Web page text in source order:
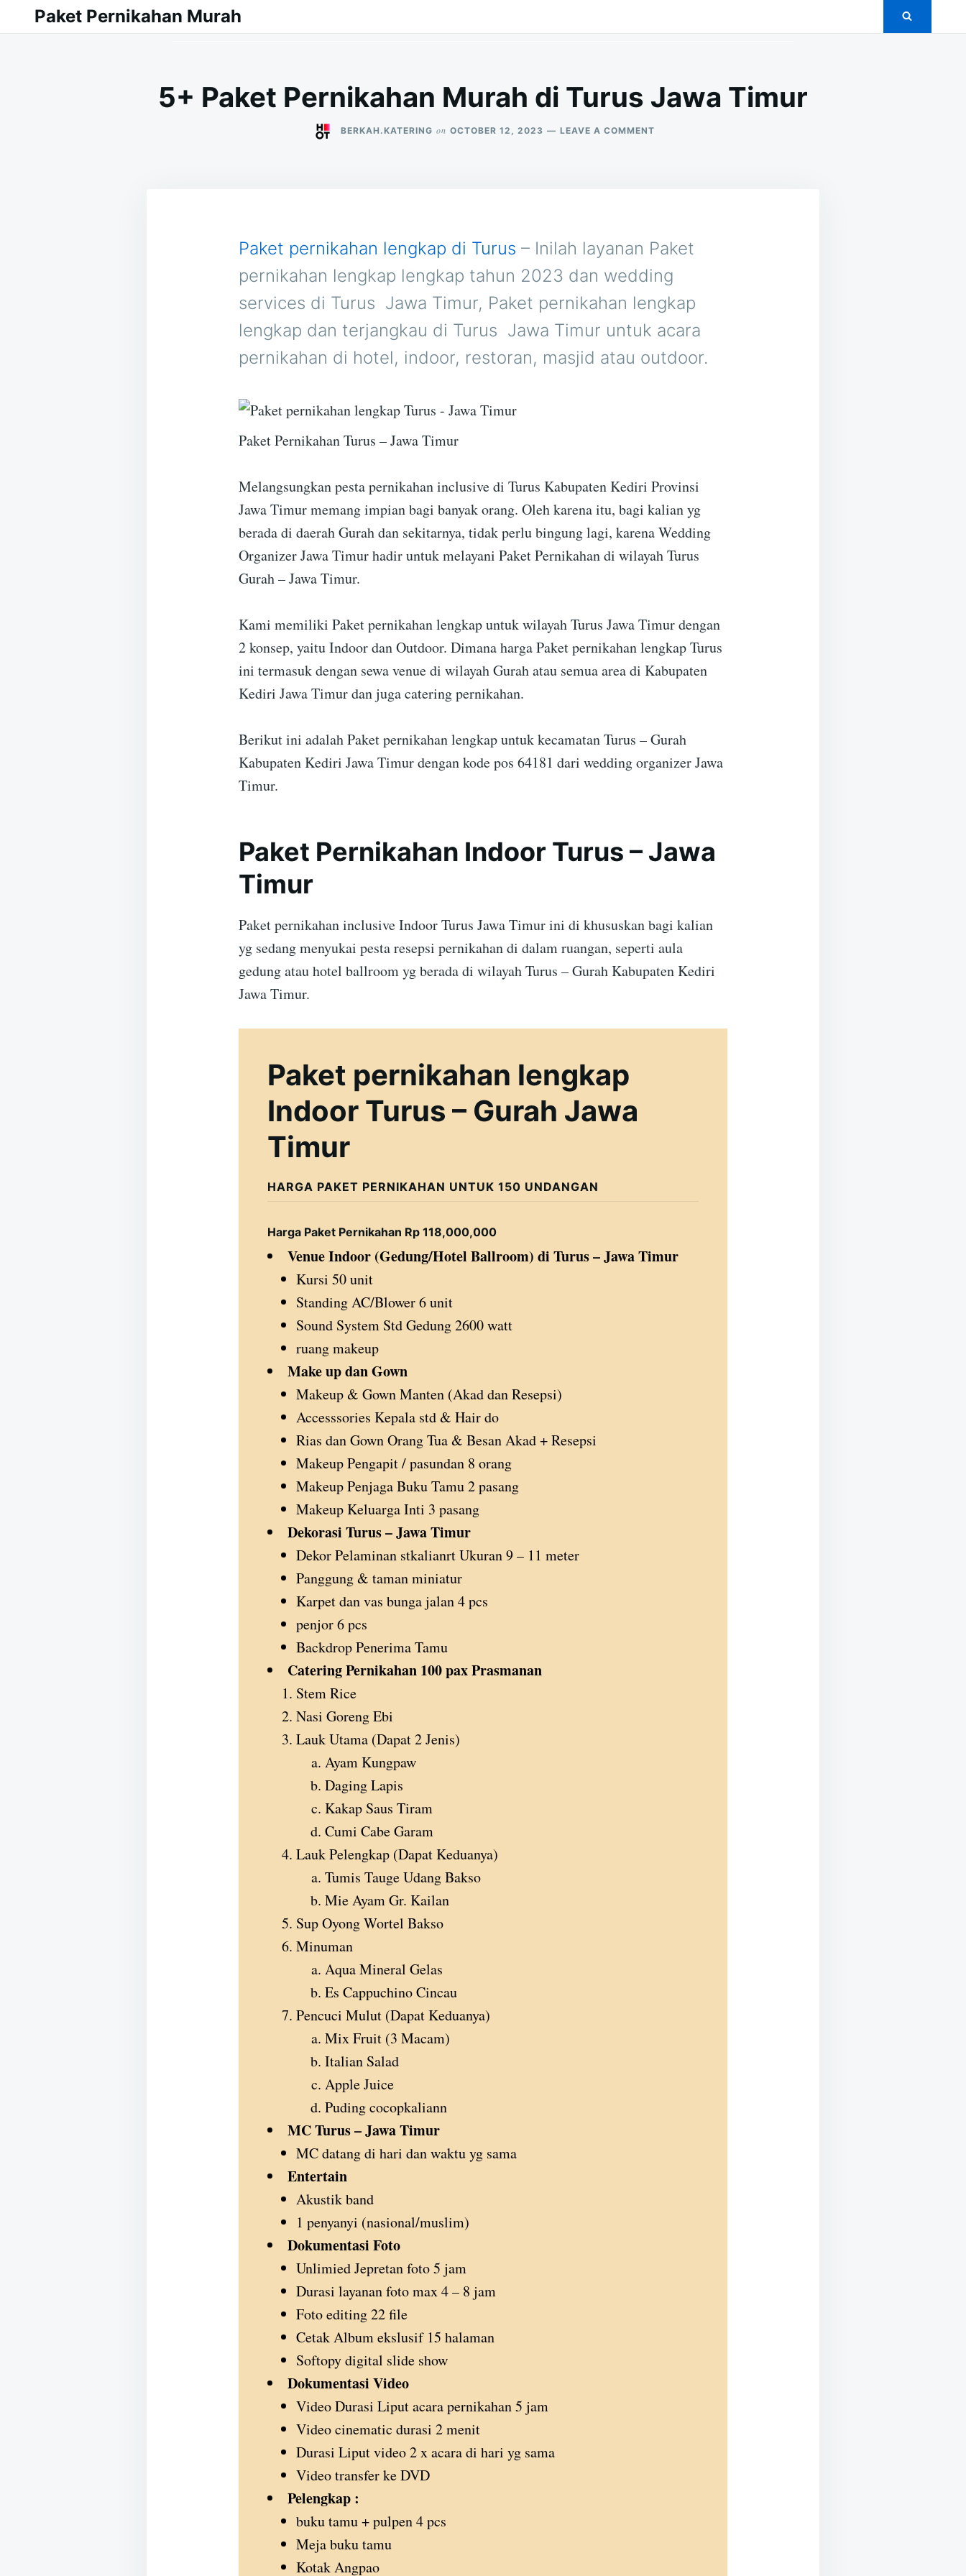
Search
Paket Pernikahan Murah
5+ Paket Pernikahan Murah di Turus Jawa Timur
BERKAH.KATERING on OCTOBER 12, 2023 LEAVE A COMMENT
Paket pernikahan lengkap di Turus – Inilah layanan Paket
pernikahan lengkap lengkap tahun 2023 dan wedding
services di Turus  Jawa Timur, Paket pernikahan lengkap
lengkap dan terjangkau di Turus  Jawa Timur untuk acara
pernikahan di hotel, indoor, restoran, masjid atau outdoor.
Paket Pernikahan Turus – Jawa Timur
Melangsungkan pesta pernikahan inclusive di Turus Kabupaten Kediri Provinsi
Jawa Timur memang impian bagi banyak orang. Oleh karena itu, bagi kalian yg
berada di daerah Gurah dan sekitarnya, tidak perlu bingung lagi, karena Wedding
Organizer Jawa Timur hadir untuk melayani Paket Pernikahan di wilayah Turus
Gurah – Jawa Timur.
Kami memiliki Paket pernikahan lengkap untuk wilayah Turus Jawa Timur dengan
2 konsep, yaitu Indoor dan Outdoor. Dimana harga Paket pernikahan lengkap Turus
ini termasuk dengan sewa venue di wilayah Gurah atau semua area di Kabupaten
Kediri Jawa Timur dan juga catering pernikahan.
Berikut ini adalah Paket pernikahan lengkap untuk kecamatan Turus – Gurah
Kabupaten Kediri Jawa Timur dengan kode pos 64181 dari wedding organizer Jawa
Timur.
Paket Pernikahan Indoor Turus – Jawa
Timur
Paket pernikahan inclusive Indoor Turus Jawa Timur ini di khususkan bagi kalian
yg sedang menyukai pesta resepsi pernikahan di dalam ruangan, seperti aula
gedung atau hotel ballroom yg berada di wilayah Turus – Gurah Kabupaten Kediri
Jawa Timur.
Paket pernikahan lengkap
Indoor Turus – Gurah Jawa
Timur
HARGA PAKET PERNIKAHAN UNTUK 150 UNDANGAN
Harga Paket Pernikahan Rp 118,000,000
Venue Indoor (Gedung/Hotel Ballroom) di Turus – Jawa Timur
Kursi 50 unit
Standing AC/Blower 6 unit
Sound System Std Gedung 2600 watt
ruang makeup
Make up dan Gown
Makeup & Gown Manten (Akad dan Resepsi)
Accesssories Kepala std & Hair do
Rias dan Gown Orang Tua & Besan Akad + Resepsi
Makeup Pengapit / pasundan 8 orang
Makeup Penjaga Buku Tamu 2 pasang
Makeup Keluarga Inti 3 pasang
Dekorasi Turus – Jawa Timur
Dekor Pelaminan stkalianrt Ukuran 9 – 11 meter
Panggung & taman miniatur
Karpet dan vas bunga jalan 4 pcs
penjor 6 pcs
Backdrop Penerima Tamu
Catering Pernikahan 100 pax Prasmanan
Stem Rice
Nasi Goreng Ebi
Lauk Utama (Dapat 2 Jenis)
Ayam Kungpaw
Daging Lapis
Kakap Saus Tiram
Cumi Cabe Garam
Lauk Pelengkap (Dapat Keduanya)
Tumis Tauge Udang Bakso
Mie Ayam Gr. Kailan
Sup Oyong Wortel Bakso
Minuman
Aqua Mineral Gelas
Es Cappuchino Cincau
Pencuci Mulut (Dapat Keduanya)
Mix Fruit (3 Macam)
Italian Salad
Apple Juice
Puding cocopkaliann
MC Turus – Jawa Timur
MC datang di hari dan waktu yg sama
Entertain
Akustik band
1 penyanyi (nasional/muslim)
Dokumentasi Foto
Unlimied Jepretan foto 5 jam
Durasi layanan foto max 4 – 8 jam
Foto editing 22 file
Cetak Album ekslusif 15 halaman
Softopy digital slide show
Dokumentasi Video
Video Durasi Liput acara pernikahan 5 jam
Video cinematic durasi 2 menit
Durasi Liput video 2 x acara di hari yg sama
Video transfer ke DVD
Pelengkap :
buku tamu + pulpen 4 pcs
Meja buku tamu
Kotak Angpao